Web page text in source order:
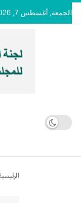
الجمعة, أغسطس 7, 2026